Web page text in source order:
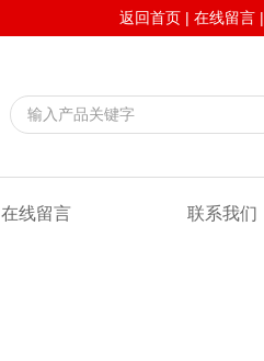
返回首页 | 在线留言 |
在线留言 联系我们